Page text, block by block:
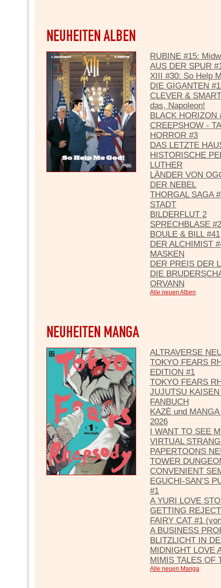
RUBINE #15:
AUS DER SPUR
XIII #30: So Help
DIE GIGANTEN
CLEVER &
das, Napoleon!
BLACK HORIZON
CREEPSHOW -
HORROR #3
DAS LETZTE
HISTORISCHE
LUTHER
LÄNDER VON
DER NEBEL
THORGAL SAGA
STADT
BILDERFLUT 2
SPRECHBLASE
BOULE & BILL #41
DER ALCHIMIST
MASKEN
DER PREIS DER
DIE
ORVANN
Alle neuen Alben
ALTRAVERSE
TOKYO FEARS
EDITION #1
TOKYO FEARS
JUJUTSU
FANBUCH
KAZÈ und
2026
I WANT TO SEE
VIRTUAL
PAPERTOONS
TOWER
CONVENIENT
EGUCHI-SAN’S
#1
A YURI LOVE
GETTING
FAIRY CAT #1
A BUSINESS
BLITZLICHT IN
MIDNIGHT LOVE
MIMIS TALES OF
Alle neuen Manga